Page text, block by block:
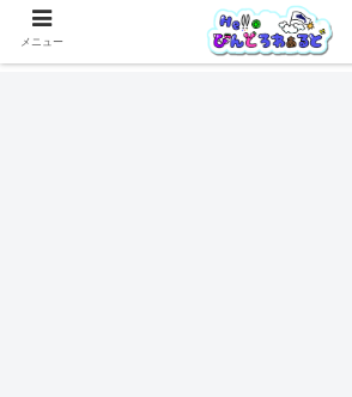
メニュー